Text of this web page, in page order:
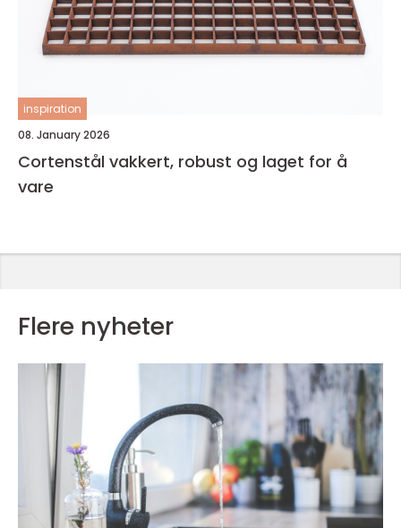
inspiration
08. January 2026
Cortenstål vakkert, robust og laget for å
vare
Flere nyheter